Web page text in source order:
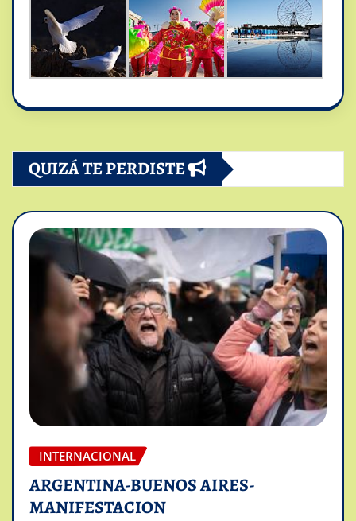
QUIZÁ TE PERDISTE
INTERNACIONAL
ARGENTINA-BUENOS AIRES-
MANIFESTACION